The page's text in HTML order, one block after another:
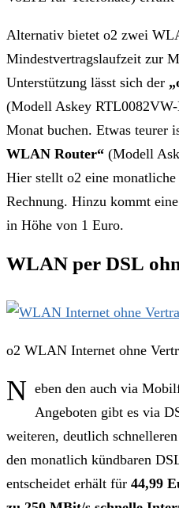
Alternativ bietet o2 zwei
Mindestvertragslaufzeit zur
Unterstützung lässt sich der
(Modell Askey
Monat buchen. Etwas teurer
WLAN Router“ (Modell
Hier stellt o2 eine
Rechnung. Hinzu kommt
in Höhe von 1 Euro.
WLAN per DSL
o2 WLAN Internet ohne
N eben den auch via
Angeboten gibt es via
weiteren, deutlich
den monatlich kündbaren
entscheidet erhält für 44,99